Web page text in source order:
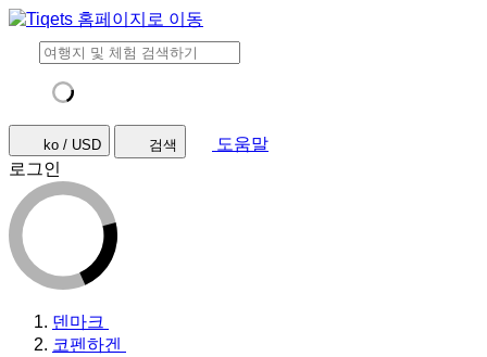
ko / USD 검색
도움말
로그인
덴마크
코펜하겐